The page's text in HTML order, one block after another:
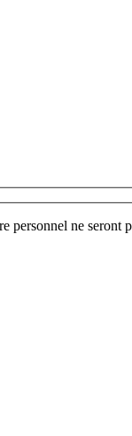
personnel ne seront